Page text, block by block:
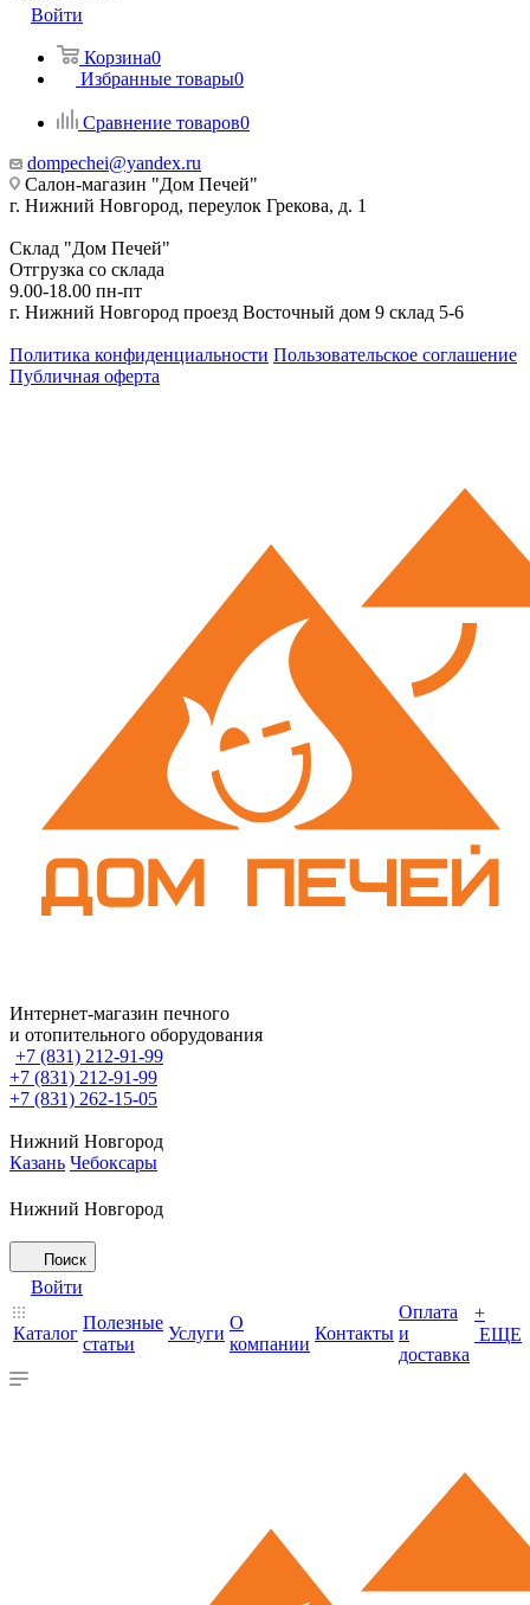
Войти
Корзина0
Избранные товары0
Сравнение товаров0
dompechei@yandex.ru
Салон-магазин "Дом Печей"
г. Нижний Новгород, переулок Грекова, д. 1
Склад "Дом Печей"
Отгрузка со склада
9.00-18.00 пн-пт
г. Нижний Новгород проезд Восточный дом 9 склад 5-6
Политика конфиденциальности Пользовательское соглашение
Публичная оферта
Интернет-магазин печного
и отопительного оборудования
+7 (831) 212-91-99
+7 (831) 212-91-99
+7 (831) 262-15-05
Нижний Новгород
Казань Чебоксары
Нижний Новгород
Поиск
Войти
Каталог
Полезные
статьи
Услуги
О
компании
Контакты
Оплата
и
доставка
+
ЕЩЕ